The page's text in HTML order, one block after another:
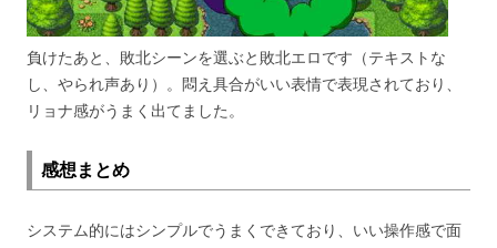
負けたあと、敗北シーンを選ぶと敗北エロです（テキストな
し、やられ声あり）。悶え具合がいい表情で表現されており、
リョナ感がうまく出てました。
感想まとめ
システム的にはシンプルでうまくできており、いい操作感で面